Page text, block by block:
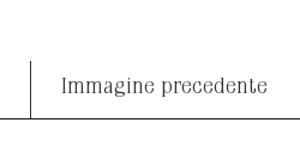
Immagine precedente